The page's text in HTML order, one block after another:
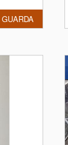
GUARDA